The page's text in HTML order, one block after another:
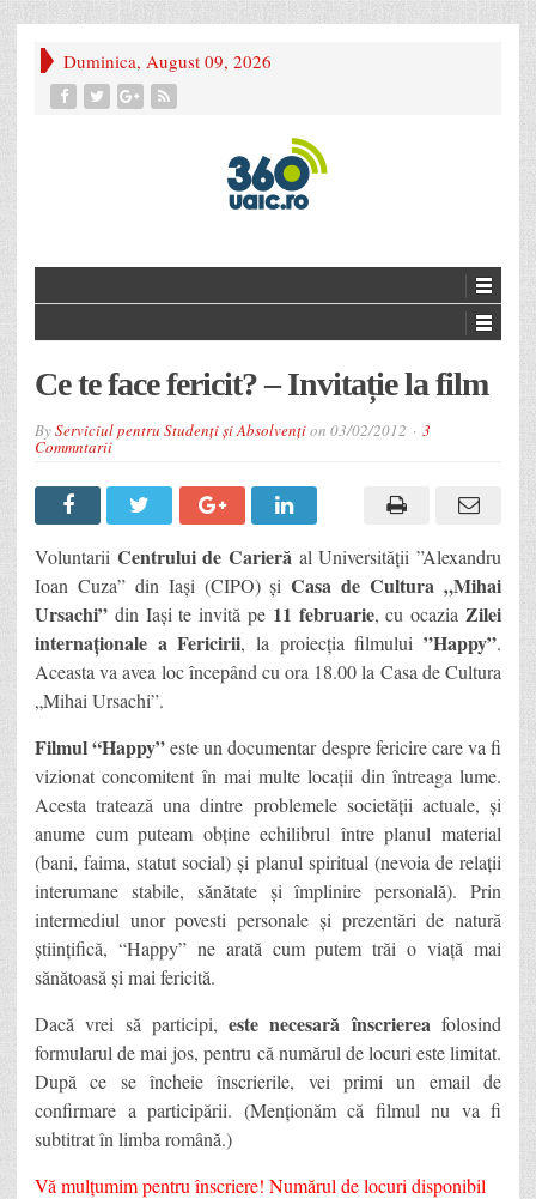
Duminica, August 09, 2026
Ce te face fericit? – Invitație la film
ByServiciul pentru Studenți și Absolvențion 03/02/2012 3
Commntarii
Voluntarii Centrului de Carieră al Universității ”Alexandru
Ioan Cuza” din Iași (CIPO) șiCasa de Cultura „Mihai
Ursachi” din Iași te invită pe 11 februarie, cu ocazia Zilei
internaționale a Fericirii, la proiecția filmului”Happy”.
Aceasta va avea loc începând cu ora 18.00 la Casa de Cultura
„Mihai Ursachi”.
Filmul “Happy”este un documentar despre fericire care va fi
vizionat concomitent în mai multe locații din întreaga lume.
Acesta tratează una dintre problemele societății actuale, și
anume cum puteam obține echilibrul între planul material
(bani, faima, statut social) și planul spiritual (nevoia de relații
interumane stabile, sănătate și împlinire personală). Prin
intermediul unor povesti personale și prezentări de natură
științifică, “Happy” ne arată cum putem trăi o viață mai
sănătoasă și mai fericită.
Dacă vrei să participi,este necesară înscrierea folosind
formularul de mai jos, pentru că numărul de locuri este limitat.
După ce se încheie înscrierile, vei primi un email de
confirmare a participării. (Menționăm că filmul nu va fi
subtitrat în limba română.)
Vă mulțumim pentru înscriere! Numărul de locuri disponibil